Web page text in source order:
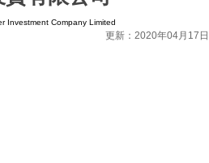
Investment Company Limited
更新：2020年04月17日